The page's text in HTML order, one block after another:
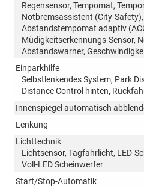
Regensensor, Tempomat,
Notbremsassistent (City-
Abstandstempomat adaptiv
Müdigkeitserkennungs-Sensor,
Abstandswarner,
Einparkhilfe
Selbstlenkendes System, Park
Distance Control hinten,
Innenspiegel automatisch
Lenkung
Lichttechnik
Lichtsensor, Tagfahrlicht, LED-
Voll-LED Scheinwerfer
Start/Stop-Automatik